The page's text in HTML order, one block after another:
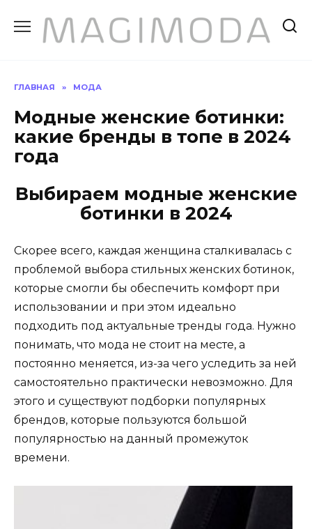
содержанию
ГЛАВНАЯ » МОДА
Модные женские ботинки:
какие бренды в топе в 2024
года
Выбираем модные женские
ботинки в 2024
Скорее всего, каждая женщина сталкивалась с
проблемой выбора стильных женских ботинок,
которые смогли бы обеспечить комфорт при
использовании и при этом идеально
подходить под актуальные тренды года. Нужно
понимать, что мода не стоит на месте, а
постоянно меняется, из-за чего уследить за ней
самостоятельно практически невозможно. Для
этого и существуют подборки популярных
брендов, которые пользуются большой
популярностью на данный промежуток
времени.